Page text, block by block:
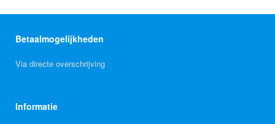
Betaalmogelijkheden
Via directe overschrijving
Informatie